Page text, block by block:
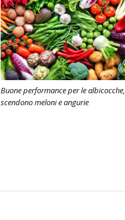
Buone performance per le albicocche,
scendono meloni e angurie